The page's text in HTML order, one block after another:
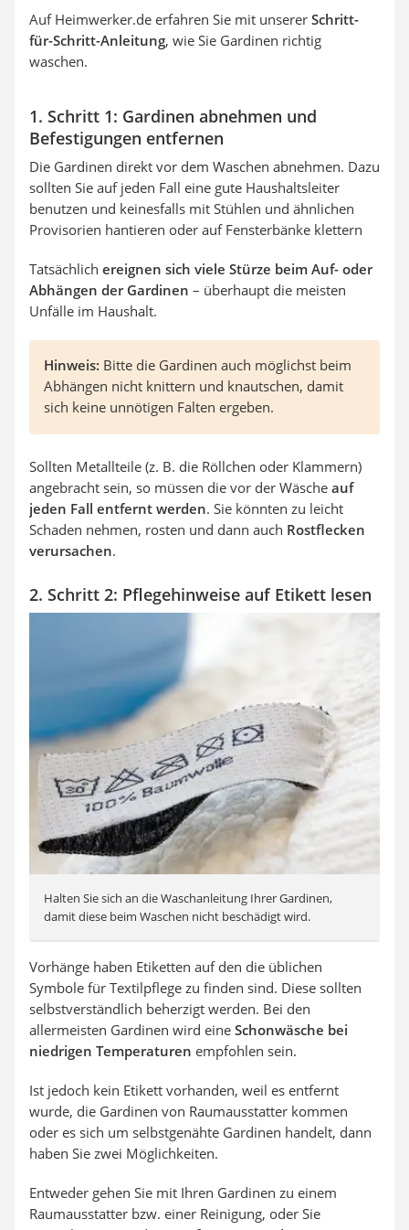
Auf Heimwerker.de erfahren Sie mit unserer Schritt-
für-Schritt-Anleitung, wie Sie Gardinen richtig
waschen.
1. Schritt 1: Gardinen abnehmen und
Befestigungen entfernen
Die Gardinen direkt vor dem Waschen abnehmen. Dazu
sollten Sie auf jeden Fall eine gute Haushaltsleiter
benutzen und keinesfalls mit Stühlen und ähnlichen
Provisorien hantieren oder auf Fensterbänke klettern
Tatsächlich ereignen sich viele Stürze beim Auf- oder
Abhängen der Gardinen – überhaupt die meisten
Unfälle im Haushalt.
Hinweis: Bitte die Gardinen auch möglichst beim
Abhängen nicht knittern und knautschen, damit
sich keine unnötigen Falten ergeben.
Sollten Metallteile (z. B. die Röllchen oder Klammern)
angebracht sein, so müssen die vor der Wäsche auf
jeden Fall entfernt werden. Sie könnten zu leicht
Schaden nehmen, rosten und dann auch Rostflecken
verursachen.
2. Schritt 2: Pflegehinweise auf Etikett lesen
Halten Sie sich an die Waschanleitung Ihrer Gardinen,
damit diese beim Waschen nicht beschädigt wird.
Vorhänge haben Etiketten auf den die üblichen
Symbole für Textilpflege zu finden sind. Diese sollten
selbstverständlich beherzigt werden. Bei den
allermeisten Gardinen wird eine Schonwäsche bei
niedrigen Temperaturen empfohlen sein.
Ist jedoch kein Etikett vorhanden, weil es entfernt
wurde, die Gardinen von Raumausstatter kommen
oder es sich um selbstgenähte Gardinen handelt, dann
haben Sie zwei Möglichkeiten.
Entweder gehen Sie mit Ihren Gardinen zu einem
Raumausstatter bzw. einer Reinigung, oder Sie